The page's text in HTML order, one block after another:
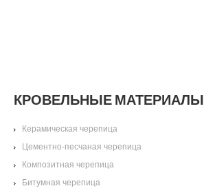
КРОВЕЛЬНЫЕ МАТЕРИАЛЫ
Керамическая черепица
Цементно-песчаная черепица
Композитная черепица
Битумная черепица